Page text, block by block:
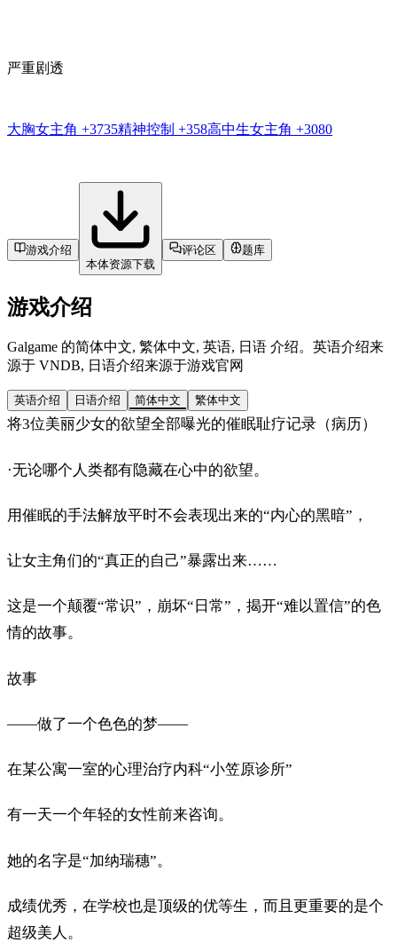
严重剧透
大胸女主角 +3735精神控制 +358高中生女主角 +3080
游戏介绍
本体资源下载
评论区 题库
游戏介绍
Galgame 的简体中文, 繁体中文, 英语, 日语 介绍。英语介绍来
源于 VNDB, 日语介绍来源于游戏官网
英语介绍 日语介绍 简体中文 繁体中文
将3位美丽少女的欲望全部曝光的催眠耻疗记录（病历）
·无论哪个人类都有隐藏在心中的欲望。
用催眠的手法解放平时不会表现出来的“内心的黑暗”，
让女主角们的“真正的自己”暴露出来……
这是一个颠覆“常识”，崩坏“日常”，揭开“难以置信”的色
情的故事。
故事
——做了一个色色的梦——
在某公寓一室的心理治疗内科“小笠原诊所”
有一天一个年轻的女性前来咨询。
她的名字是“加纳瑞穗”。
成绩优秀，在学校也是顶级的优等生，而且更重要的是个
超级美人。